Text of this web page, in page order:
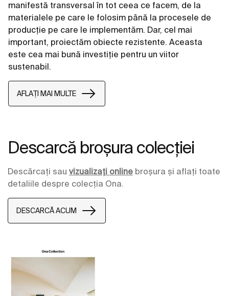
manifestă transversal în tot ceea ce facem, de la
materialele pe care le folosim până la procesele de
producție pe care le implementăm. Dar, cel mai
important, proiectăm obiecte rezistente. Aceasta
este cea mai bună investiție pentru un viitor
sustenabil.
AFLAȚI MAI MULTE
Descarcă broșura colecției
Descărcați sau vizualizați online broșura și aflați toate
detaliile despre colecția Ona.
DESCARCĂ ACUM